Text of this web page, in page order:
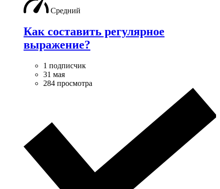
Средний
Как составить регулярное
выражение?
1 подписчик
31 мая
284 просмотра